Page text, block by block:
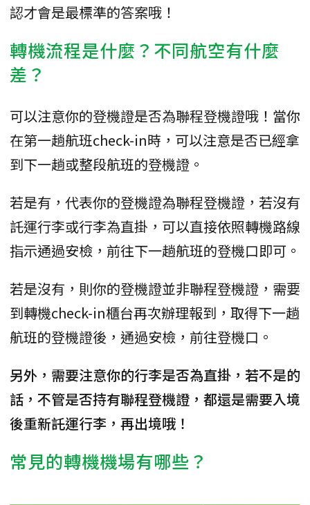
認才會是最標準的答案哦！
轉機流程是什麼？不同航空有什麼
差？
可以注意你的登機證是否為聯程登機證哦！當你
在第一趟航班check-in時，可以注意是否已經拿
到下一趟或整段航班的登機證。
若是有，代表你的登機證為聯程登機證，若沒有
託運行李或行李為直掛，可以直接依照轉機路線
指示通過安檢，前往下一趟航班的登機口即可。
若是沒有，則你的登機證並非聯程登機證，需要
到轉機check-in櫃台再次辦理報到，取得下一趟
航班的登機證後，通過安檢，前往登機口。
另外，需要注意你的行李是否為直掛，若不是的
話，不管是否持有聯程登機證，都還是需要入境
後重新託運行李，再出境哦！
常見的轉機機場有哪些？